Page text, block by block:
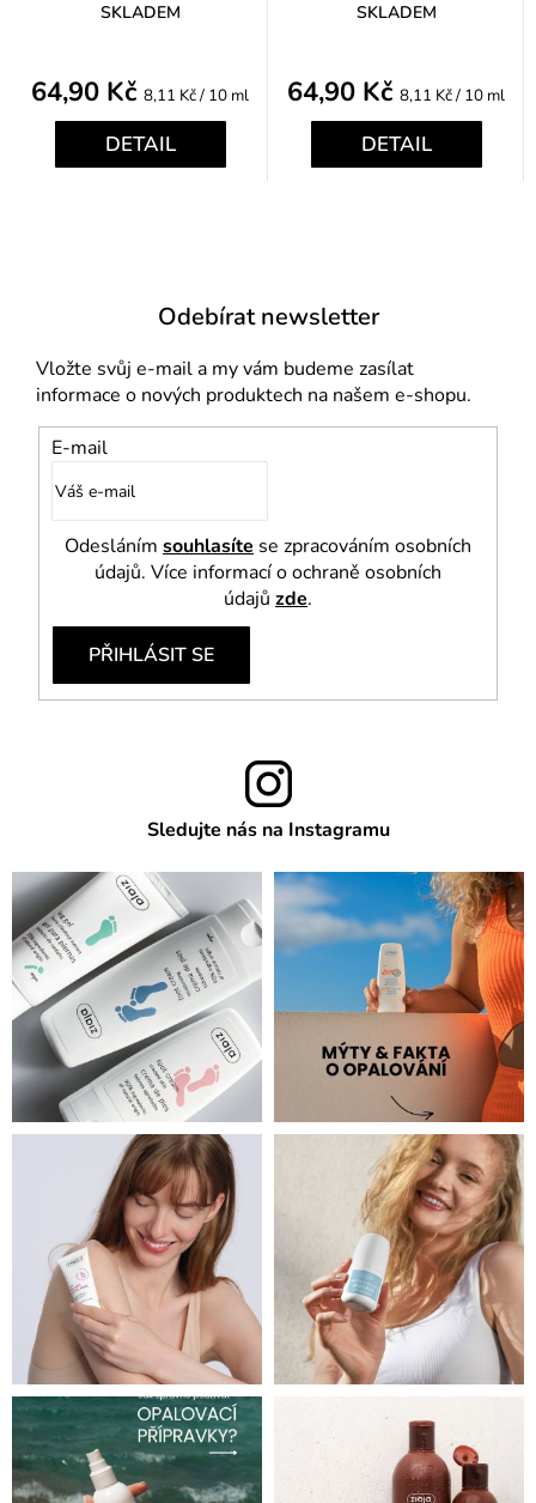
SKLADEM
64,90 Kč Měrná
8,11 Kč / 10 ml
DETAIL
SKLADEM
64,90 Kč Měrná
8,11 Kč / 10 ml
DETAIL
Odebírat newsletter
Vložte svůj e-mail a my vám budeme zasílat
informace o nových produktech na našem e-shopu.
E-mail
Odesláním souhlasíte se zpracováním osobních
údajů. Více informací o ochraně osobních
údajů zde.
PŘIHLÁSIT SE
Sledujte nás na Instagramu